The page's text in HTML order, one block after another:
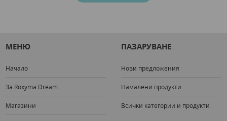
МЕНЮ
Начало
За Roxyma Dream
Магазини
ПАЗАРУВАНЕ
Нови предложения
Намалени продукти
Всички категории и продукти